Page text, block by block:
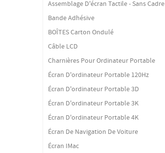
Assemblage D'écran Tactile - Sans Cadre
Bande Adhésive
BOÎTES Carton Ondulé
Câble LCD
Charnières Pour Ordinateur Portable
Écran D'ordinateur Portable 120Hz
Écran D'ordinateur Portable 3D
Écran D'ordinateur Portable 3K
Écran D'ordinateur Portable 4K
Écran De Navigation De Voiture
Écran IMac